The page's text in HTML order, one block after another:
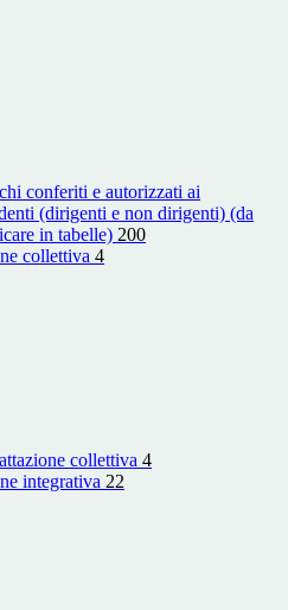
conferiti e autorizzati ai
(dirigenti e non dirigenti) (da
in tabelle) 200
collettiva 4
collettiva 4
integrativa 22